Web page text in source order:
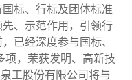
标、行标及团体标准
、示范作用，引领行
已经深度参与国标、
，荣获发明、高新技
工股份有限公司将与